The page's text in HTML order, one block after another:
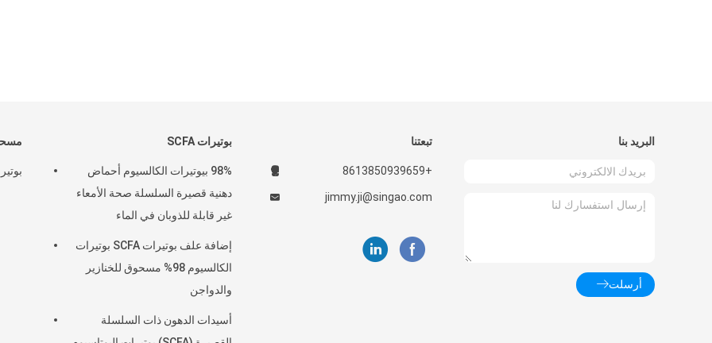
بوتيرات SCFA
98% بيوتيرات الكالسيوم أحماض
دهنية قصيرة السلسلة صحة الأمعاء
غير قابلة للذوبان في الماء
إضافة علف بوتيرات SCFA بوتيرات
الكالسيوم 98% مسحوق للخنازير
والدواجن
أسيدات الدهون ذات السلسلة
تبعتنا
+8613850939659
jimmy.ji@singao.com
البريد بنا
أرسلت